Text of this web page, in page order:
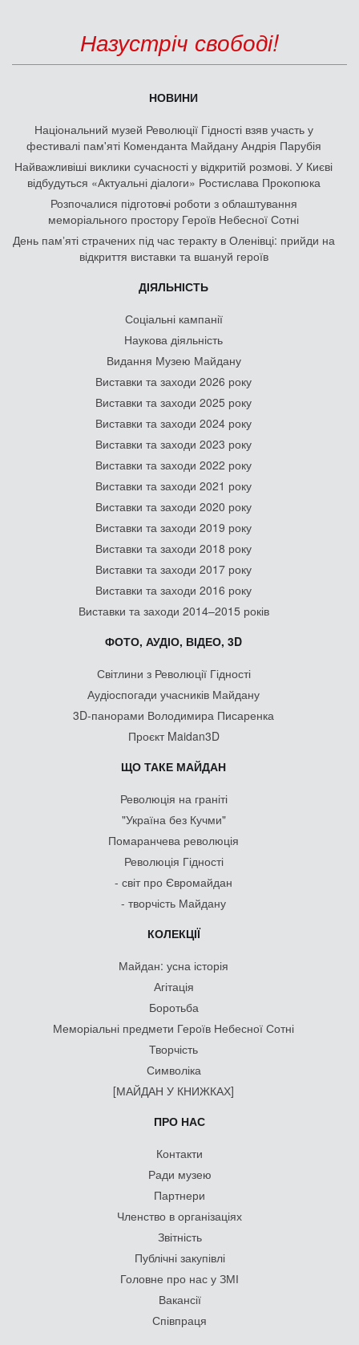
Назустріч свободі!
НОВИНИ
Національний музей Революції Гідності взяв участь у
фестивалі пам'яті Коменданта Майдану Андрія Парубія
Найважливіші виклики сучасності у відкритій розмові. У Києві
відбудуться «Актуальні діалоги» Ростислава Прокопюка
Розпочалися підготовчі роботи з облаштування
меморіального простору Героїв Небесної Сотні
День памʼяті страчених під час теракту в Оленівці: прийди на
відкриття виставки та вшануй героїв
ДІЯЛЬНІСТЬ
Соціальні кампанії
Наукова діяльність
Видання Музею Майдану
Виставки та заходи 2026 року
Виставки та заходи 2025 року
Виставки та заходи 2024 року
Виставки та заходи 2023 року
Виставки та заходи 2022 року
Виставки та заходи 2021 року
Виставки та заходи 2020 року
Виставки та заходи 2019 року
Виставки та заходи 2018 року
Виставки та заходи 2017 року
Виставки та заходи 2016 року
Виставки та заходи 2014–2015 років
ФОТО, АУДІО, ВІДЕО, 3D
Світлини з Революції Гідності
Аудіоспогади учасників Майдану
3D-панорами Володимира Писаренка
Проєкт Maidan3D
ЩО ТАКЕ МАЙДАН
Революція на граніті
"Україна без Кучми"
Помаранчева революція
Революція Гідності
- світ про Євромайдан
- творчість Майдану
КОЛЕКЦІЇ
Майдан: усна історія
Агітація
Боротьба
Меморіальні предмети Героїв Небесної Сотні
Творчість
Символіка
[МАЙДАН У КНИЖКАХ]
ПРО НАС
Контакти
Ради музею
Партнери
Членство в організаціях
Звітність
Публічні закупівлі
Головне про нас у ЗМІ
Вакансії
Співпраця